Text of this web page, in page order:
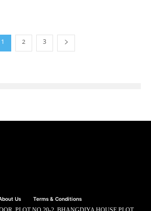
1 2 3
Us Terms & Conditions